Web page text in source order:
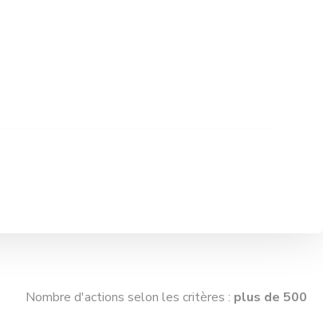
Nombre d'actions selon les critères : plus de 500